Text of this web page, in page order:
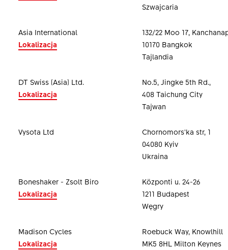
Szwajcaria
Asia International
Lokalizacja
132/22 Moo 17,
10170 Bangkok
Tajlandia
DT Swiss (Asia) Ltd.
Lokalizacja
No.5, Jingke 5th Rd.,
408 Taichung City
Tajwan
Vysota Ltd
Chornomors'ka str, 1
04080 Kyiv
Ukraina
Boneshaker - Zsolt Biro
Lokalizacja
Központi u. 24-26
1211 Budapest
Węgry
Madison Cycles
Lokalizacja
Roebuck Way, Knowlhill
MK5 8HL Milton Keynes